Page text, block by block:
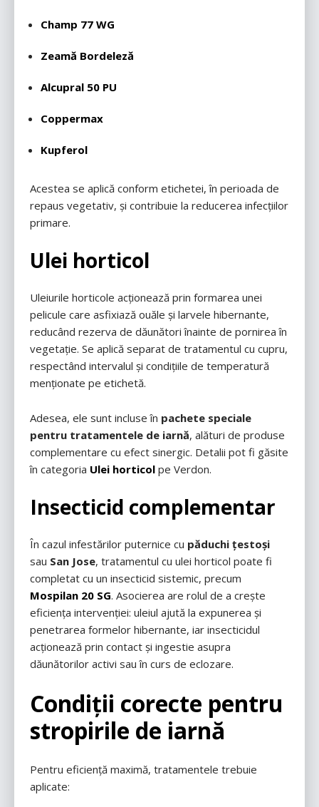
Champ 77 WG
Zeamă Bordeleză
Alcupral 50 PU
Coppermax
Kupferol
Acestea se aplică conform etichetei, în perioada de
repaus vegetativ, și contribuie la reducerea infecțiilor
primare.
Ulei horticol
Uleiurile horticole acționează prin formarea unei
pelicule care asfixiază ouăle și larvele hibernante,
reducând rezerva de dăunători înainte de pornirea în
vegetație. Se aplică separat de tratamentul cu cupru,
respectând intervalul și condițiile de temperatură
menționate pe etichetă.
Adesea, ele sunt incluse în pachete speciale
pentru tratamentele de iarnă, alături de produse
complementare cu efect sinergic. Detalii pot fi găsite
în categoria Ulei horticol pe Verdon.
Insecticid complementar
În cazul infestărilor puternice cu păduchi țestoși
sau San Jose, tratamentul cu ulei horticol poate fi
completat cu un insecticid sistemic, precum
Mospilan 20 SG. Asocierea are rolul de a crește
eficiența intervenției: uleiul ajută la expunerea și
penetrarea formelor hibernante, iar insecticidul
acționează prin contact și ingestie asupra
dăunătorilor activi sau în curs de eclozare.
Condiții corecte pentru
stropirile de iarnă
Pentru eficiență maximă, tratamentele trebuie
aplicate: